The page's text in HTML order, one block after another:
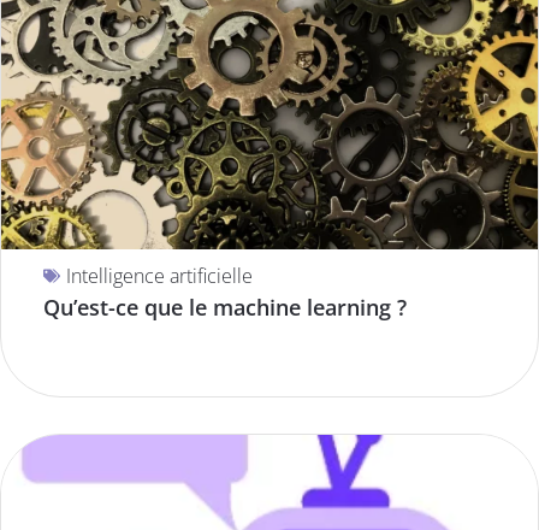
Intelligence artificielle
Qu’est-ce que le machine learning ?